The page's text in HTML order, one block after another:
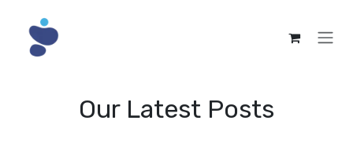
Our Latest Posts